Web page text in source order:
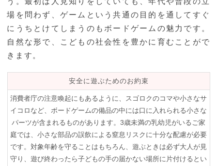
場を問わず、ゲームという共通の目的を通してすぐ
にうちとけてしまうのもボードゲームの魅力です。
自然な形で、こどもの社会性を豊かに育むことがで
きます。
安全に遊ぶためのお約束
消費者庁の注意喚起にもあるように、スゴロクのコマや小さなサ
イコロなど、ボードゲームの備品の中には口に入れられる小さな
パーツが含まれるものがあります。3歳未満の乳幼児がいるご家
庭では、小さな部品の誤飲による窒息リスクに十分な配慮が必要
です。対象年齢を守ることはもちろん、遊ぶときは必ず大人が見
守り、遊び終わったら子どもの手の届かない場所に片付けるとい